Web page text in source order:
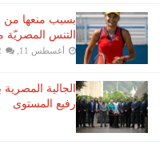
بسبب منعها من
التنس​ المصريّة
أغسطس 11, 2022
الجالية
رفيع المستوى